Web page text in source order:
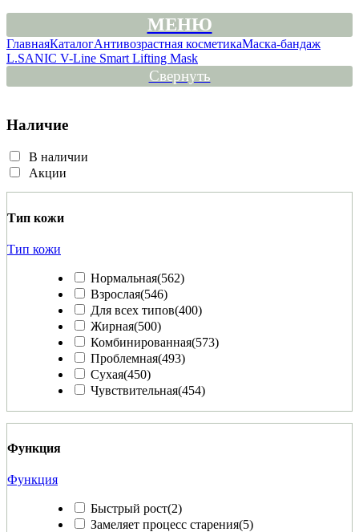
МЕНЮ
ГлавнаяКаталогАнтивозрастная косметикаМаска-бандаж
L.SANIC V-Line Smart Lifting Mask
Свернуть
Наличие
В наличии
Акции
Тип кожи
Тип кожи
Нормальная(562)
Взрослая(546)
Для всех типов(400)
Жирная(500)
Комбинированная(573)
Проблемная(493)
Сухая(450)
Чувствительная(454)
Функция
Функция
Быстрый рост(2)
Замеляет процесс старения(5)